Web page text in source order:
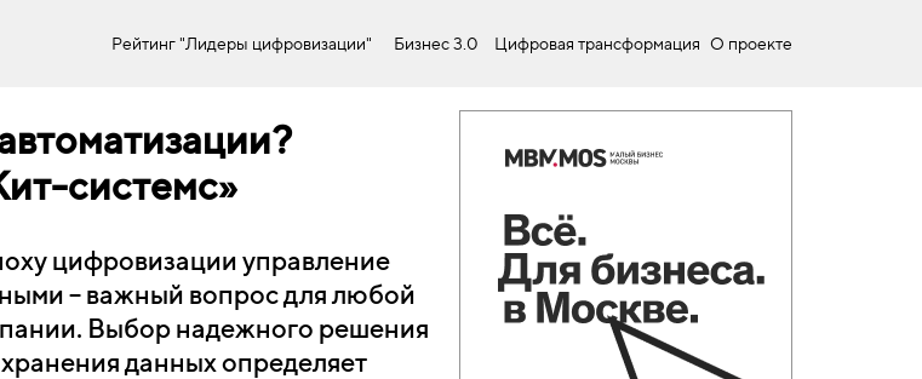
Рейтинг "Лидеры цифровизации" Бизнес 3.0 Цифровая трансформация О проекте
системс»
цифровизации управление
– важный вопрос для любой
Выбор надежного решения
данных определяет